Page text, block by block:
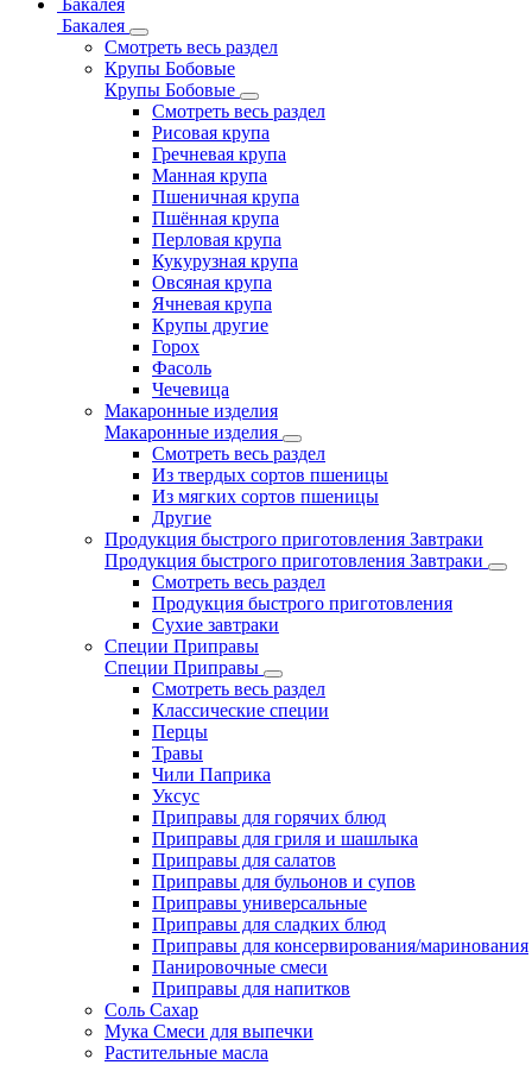
Бакалея
Бакалея
Смотреть весь раздел
Крупы Бобовые
Крупы Бобовые
Смотреть весь раздел
Рисовая крупа
Гречневая крупа
Манная крупа
Пшеничная крупа
Пшённая крупа
Перловая крупа
Кукурузная крупа
Овсяная крупа
Ячневая крупа
Крупы другие
Горох
Фасоль
Чечевица
Макаронные изделия
Макаронные изделия
Смотреть весь раздел
Из твердых сортов пшеницы
Из мягких сортов пшеницы
Другие
Продукция быстрого приготовления Завтраки
Продукция быстрого приготовления Завтраки
Смотреть весь раздел
Продукция быстрого приготовления
Сухие завтраки
Специи Приправы
Специи Приправы
Смотреть весь раздел
Классические специи
Перцы
Травы
Чили Паприка
Уксус
Приправы для горячих блюд
Приправы для гриля и шашлыка
Приправы для салатов
Приправы для бульонов и супов
Приправы универсальные
Приправы для сладких блюд
Приправы для консервирования/маринования
Панировочные смеси
Приправы для напитков
Соль Сахар
Мука Смеси для выпечки
Растительные масла